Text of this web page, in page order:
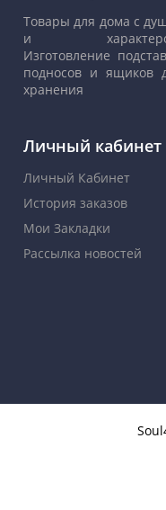
Товары для дома с
и
Изготовление
подносов и ящиков
хранения
Личный кабинет
Личный Кабинет
История заказов
Мои Закладки
Рассылка новостей